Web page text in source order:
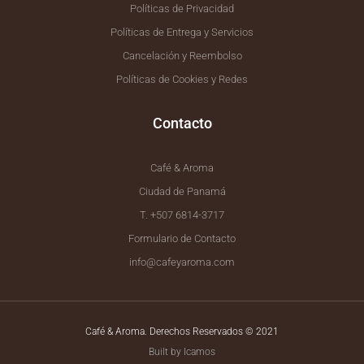
Políticas de Privacidad
Políticas de Entrega y Servicios
Cancelación y Reembolso
Políticas de Cookies y Redes
Contacto
Café & Aroma
Ciudad de Panamá
T. +507 6814-3717
Formulario de Contacto
info@cafeyaroma.com
Café & Aroma. Derechos Reservados © 2021
Built by Icamos